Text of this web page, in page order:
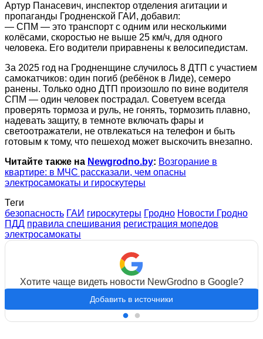
Артур Панасевич, инспектор отделения агитации и
пропаганды Гродненской ГАИ, добавил:
— СПМ — это транспорт с одним или несколькими
колёсами, скоростью не выше 25 км/ч, для одного
человека. Его водители приравнены к велосипедистам.
За 2025 год на Гродненщине случилось 8 ДТП с участием
самокатчиков: один погиб (ребёнок в Лиде), семеро
ранены. Только одно ДТП произошло по вине водителя
СПМ — один человек пострадал. Советуем всегда
проверять тормоза и руль, не гонять, тормозить плавно,
надевать защиту, в темноте включать фары и
светоотражатели, не отвлекаться на телефон и быть
готовым к тому, что пешеход может выскочить внезапно.
Читайте также на Newgrodno.by: Возгорание в
квартире: в МЧС рассказали, чем опасны
электросамокаты и гироскутеры
Теги
безопасность ГАИ гироскутеры Гродно Новости Гродно
ПДД правила спешивания регистрация мопедов
электросамокаты
Хотите чаще видеть новости NewGrodno в Google?
Добавить в источники